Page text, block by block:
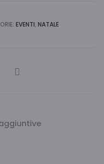
EVENTI, NATALE